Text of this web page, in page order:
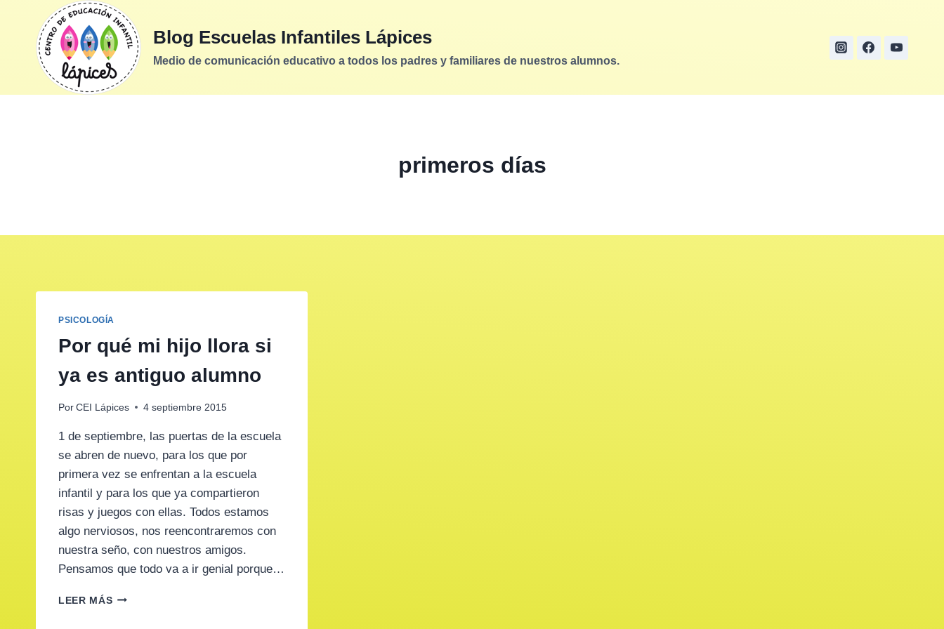
contenido
Blog Escuelas Infantiles Lápices
Medio de comunicación educativo a todos los padres y familiares de nuestros alumnos.
primeros días
PSICOLOGÍA
Por qué mi hijo llora si
ya es antiguo alumno
Por CEI Lápices 4 septiembre 2015
1 de septiembre, las puertas de la escuela
se abren de nuevo, para los que por
primera vez se enfrentan a la escuela
infantil y para los que ya compartieron
risas y juegos con ellas. Todos estamos
algo nerviosos, nos reencontraremos con
nuestra seño, con nuestros amigos.
Pensamos que todo va a ir genial porque…
LEER MÁSPOR